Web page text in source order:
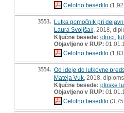
Celotno besedilo
3553. Lutka pomočnik pri
Laura Svoljšak , 2018,
Ključne besede: otroci
Objavljeno v RUP:
Celotno besedilo
3554. Od ideje do lutkovne
Mateja Vuk , 2018,
Ključne besede: ploske
Objavljeno v RUP:
Celotno besedilo